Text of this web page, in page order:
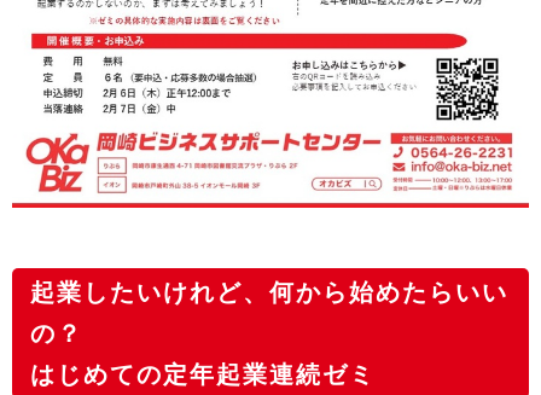
起業したいけれど、何から始めたらいい
の？
はじめての定年起業連続ゼミ